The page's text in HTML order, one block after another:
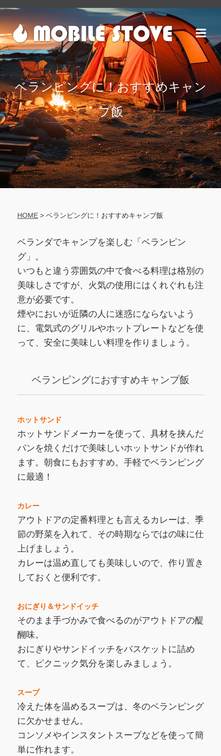
ベランピングに！おすすめキャン
プ飯
HOME > ベランピングに！おすすめキャンプ飯
ベランダでキャンプを楽しむ「ベランピン
グ」。
いつもと違う雰囲気の中で食べる料理は格別の
美味しさですが、火気の使用にはくれぐれも注
意が必要です。
煙やにおいが近隣の人に迷惑にならないよう
に、電気式のグリルやホットプレートなどを使
って、安全に美味しい料理を作りましょう。
ベランピングにおすすめキャンプ飯
ホットサンド
ホットサンドメーカーを使って、具材を挟んだ
パンを焼くだけで美味しいホットサンドが作れ
ます。朝食にもおすすめ。手軽でベランピング
に最適！
カレー
アウトドアの定番料理とも言えるカレーは、季
節の野菜を入れて、その時期ならではの味に仕
上げましょう。
カレーは温め直しても美味しいので、作り置き
しておくと便利です。
おにぎり＆サンドイッチ
そのまま手づかみで食べるのがアウトドアの醍
醐味。
おにぎりやサンドイッチをバスケットに詰め
て、ピクニック気分を楽しみましょう。
スープ
冷えた体を温めるスープは、冬のベランピング
に欠かせません。
コンソメやインスタントスープなどを使って簡
単に作れます。